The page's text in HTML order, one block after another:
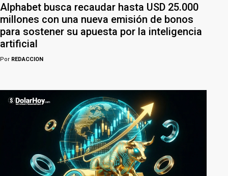
Alphabet busca recaudar hasta USD 25.000
millones con una nueva emisión de bonos
para sostener su apuesta por la inteligencia
artificial
Por REDACCION